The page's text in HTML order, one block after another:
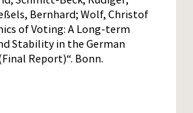
Bernhard; Wolf, Christof
of Voting: A Long-term
Stability in the German
Report)“. Bonn.